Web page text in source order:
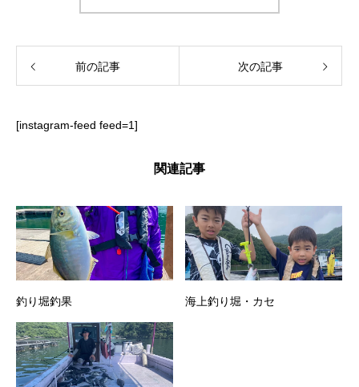
前の記事 次の記事
[instagram-feed feed=1]
関連記事
釣り堀釣果 海上釣り堀・カセ